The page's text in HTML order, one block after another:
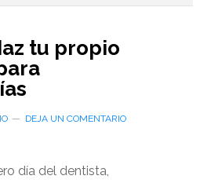
tu propio
DEJA UN COMENTARIO
día del dentista,